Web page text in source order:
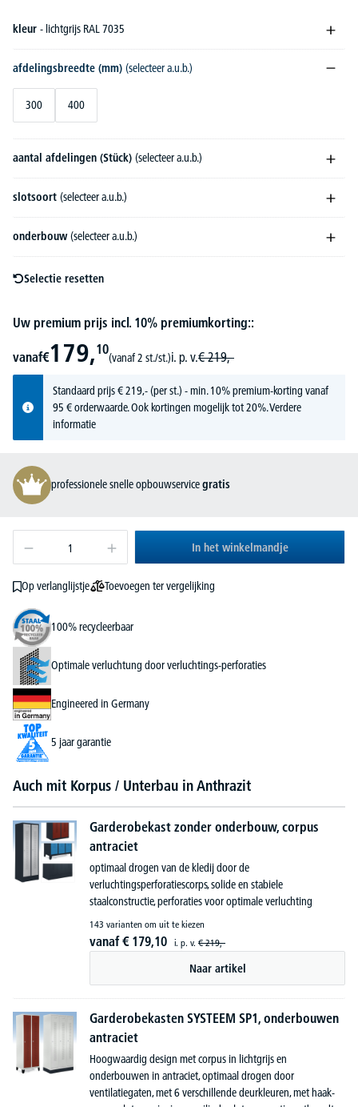
kleur - lichtgrijs RAL 7035
afdelingsbreedte (mm) (selecteer a.u.b.)
300 400
aantal afdelingen (Stück) (selecteer a.u.b.)
slotsoort (selecteer a.u.b.)
onderbouw(selecteer a.u.b.)
Selectie resetten
Uw premium prijs incl. 10% premiumkorting::
vanaf€179,10
(vanaf 2 st./st.)i. p. v.€ 219,-
Standaard prijs€219,-(per st.) - min. 10% premium-korting vanaf
95 € orderwaarde. Ook kortingen mogelijk tot 20%.Verdere
informatie
professionele snelle opbouwservicegratis
In het winkelmandje
Op verlanglijstje Toevoegen ter vergelijking
100% recycleerbaar
Optimale verluchtung door verluchtings-perforaties
Engineered in Germany
5 jaar garantie
Auch mit Korpus / Unterbau in Anthrazit
Garderobekast zonder onderbouw, corpus
antraciet
optimaal drogen van de kledij door de
verluchtingsperforatiescorps, solide en stabiele
staalconstructie, perforaties voor optimale verluchting
143 varianten om uit te kiezen
vanaf€ 179,10 i. p. v. € 219,-
Naar artikel
Garderobekasten SYSTEEM SP1, onderbouwen
antraciet
Hoogwaardig design met corpus in lichtgrijs en
onderbouwen in antraciet, optimaal drogen door
ventilatiegaten, met 6 verschillende deurkleuren, met haak-